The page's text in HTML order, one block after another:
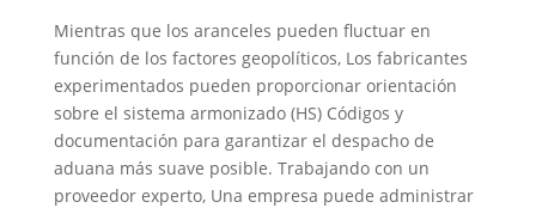
Mientras que los aranceles pueden fluctuar en
función de los factores geopolíticos, Los fabricantes
experimentados pueden proporcionar orientación
sobre el sistema armonizado (HS) Códigos y
documentación para garantizar el despacho de
aduana más suave posible. Trabajando con un
proveedor experto, Una empresa puede administrar